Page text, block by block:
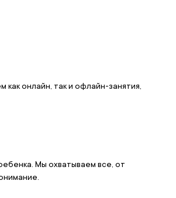
онлайн, так и офлайн-занятия,
Мы охватываем все, от